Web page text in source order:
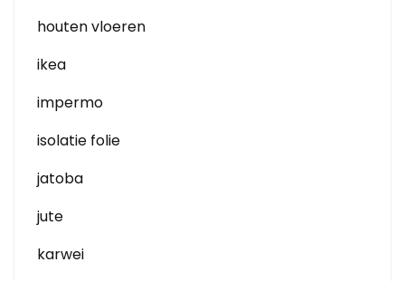
houten vloeren
ikea
impermo
isolatie folie
jatoba
jute
karwei